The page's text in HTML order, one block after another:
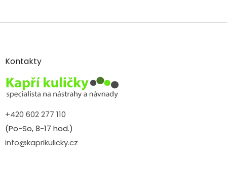
Z
aKontakty
+420 602 277 110
(Po-So, 8-17 hod.)
info@kaprikulicky.cz